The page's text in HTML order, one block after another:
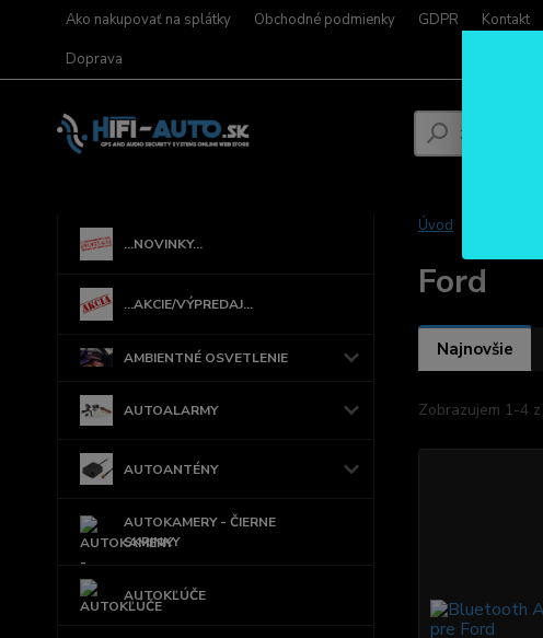
Ako nakupovať na splátky Obchodné podmienky GDPR Kontakt
Doprava
...NOVINKY...
...AKCIE/VÝPREDAJ...
AMBIENTNÉ OSVETLENIE
AUTOALARMY
AUTOANTÉNY
AUTOKAMERY - ČIERNE
SKRINKY
AUTOKĽÚČE
Úvod
Ford
Najnovšie
Zobrazujem 1-4